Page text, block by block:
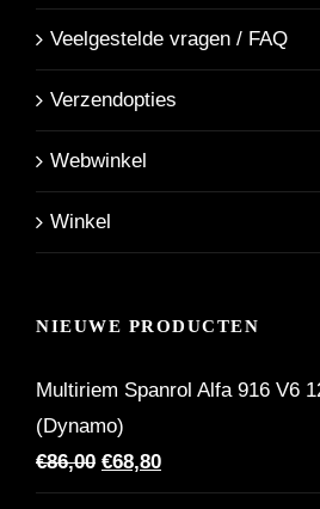
Veelgestelde vragen / FAQ
Verzendopties
Webwinkel
Winkel
NIEUWE PRODUCTEN
Multiriem Spanrol Alfa 916 V6
(Dynamo)
€86,00 Oorspronkelijke
prijs
€68,80Huidige
prijs